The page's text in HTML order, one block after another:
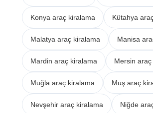
Konya araç kiralama Kütahya
Malatya araç kiralama Manisa
Mardin araç kiralama Mersin
Muğla araç kiralama Muş araç
Nevşehir araç kiralama Niğde